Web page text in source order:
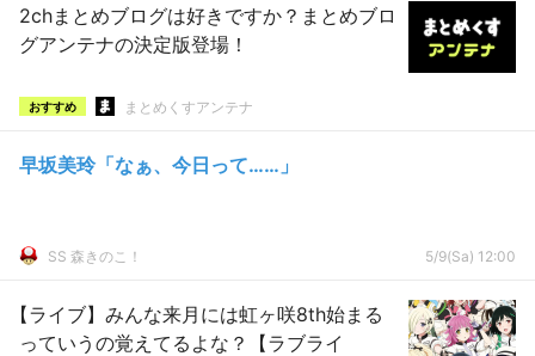
2chまとめブログは好きですか？まとめブロ
グアンテナの決定版登場！
おすすめ まとめくすアンテナ
早坂美玲「なぁ、今日って……」
SS 森きのこ！ 5/9(Sa) 12:00
【ライブ】みんな来月には虹ヶ咲8th始まる
っていうの覚えてるよな？【ラブライ